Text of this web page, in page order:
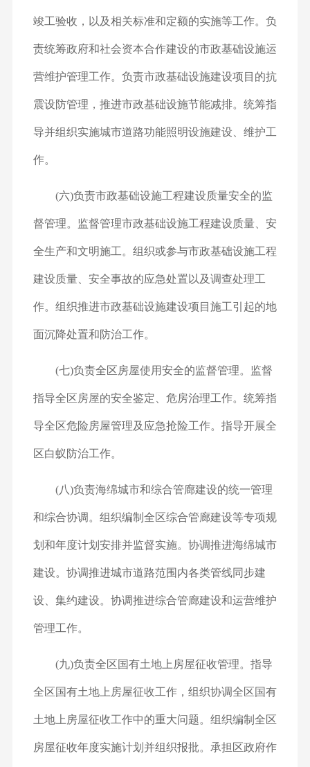
竣工验收，以及相关标准和定额的实施等工作。负
责统筹政府和社会资本合作建设的市政基础设施运
营维护管理工作。负责市政基础设施建设项目的抗
震设防管理，推进市政基础设施节能减排。统筹指
导并组织实施城市道路功能照明设施建设、维护工
作。
(六)负责市政基础设施工程建设质量安全的监
督管理。监督管理市政基础设施工程建设质量、安
全生产和文明施工。组织或参与市政基础设施工程
建设质量、安全事故的应急处置以及调查处理工
作。组织推进市政基础设施建设项目施工引起的地
面沉降处置和防治工作。
(七)负责全区房屋使用安全的监督管理。监督
指导全区房屋的安全鉴定、危房治理工作。统筹指
导全区危险房屋管理及应急抢险工作。指导开展全
区白蚁防治工作。
(八)负责海绵城市和综合管廊建设的统一管理
和综合协调。组织编制全区综合管廊建设等专项规
划和年度计划安排并监督实施。协调推进海绵城市
建设。协调推进城市道路范围内各类管线同步建
设、集约建设。协调推进综合管廊建设和运营维护
管理工作。
(九)负责全区国有土地上房屋征收管理。指导
全区国有土地上房屋征收工作，组织协调全区国有
土地上房屋征收工作中的重大问题。组织编制全区
房屋征收年度实施计划并组织报批。承担区政府作